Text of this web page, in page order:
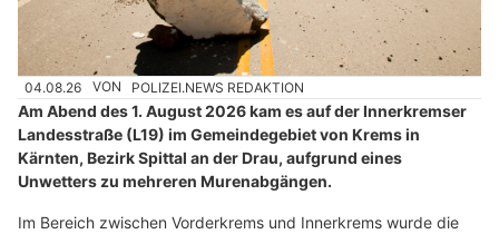
04.08.26 VON POLIZEI.NEWS REDAKTION
Am Abend des 1. August 2026 kam es auf der Innerkremser
Landesstraße (L19) im Gemeindegebiet von Krems in
Kärnten, Bezirk Spittal an der Drau, aufgrund eines
Unwetters zu mehreren Murenabgängen.
Im Bereich zwischen Vorderkrems und Innerkrems wurde die